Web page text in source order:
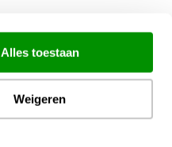
Alles toestaan
Weigeren